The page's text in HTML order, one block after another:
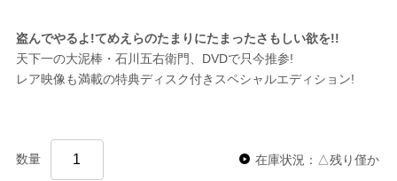
盗んでやるよ!てめえらのたまりにたまったさもしい欲を!!
天下一の大泥棒・石川五右衛門、DVDで只今推参!
レア映像も満載の特典ディスク付きスペシャルエディション!
数量 在庫状況：△残り僅か